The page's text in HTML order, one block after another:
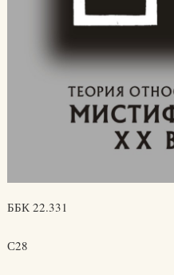
ББК 22.331
С28